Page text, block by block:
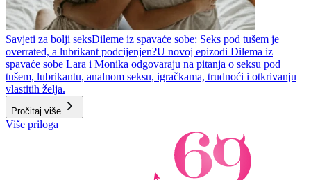
Savjeti za bolji seksDileme iz spavaće sobe: Seks pod tušem je
overrated, a lubrikant podcijenjen?U novoj epizodi Dilema iz
spavaće sobe Lara i Monika odgovaraju na pitanja o seksu pod
tušem, lubrikantu, analnom seksu, igračkama, trudnoći i otkrivanju
vlastitih želja.
Pročitaj više
Više priloga